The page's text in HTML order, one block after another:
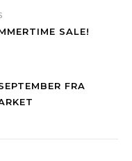
SALE!
FRA